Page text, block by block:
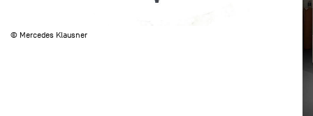
© Mercedes Klausner